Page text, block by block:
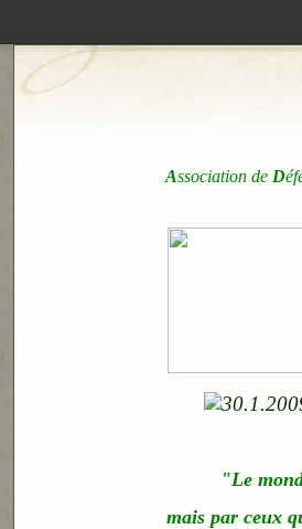
Association de D
"Le
mais par ceux